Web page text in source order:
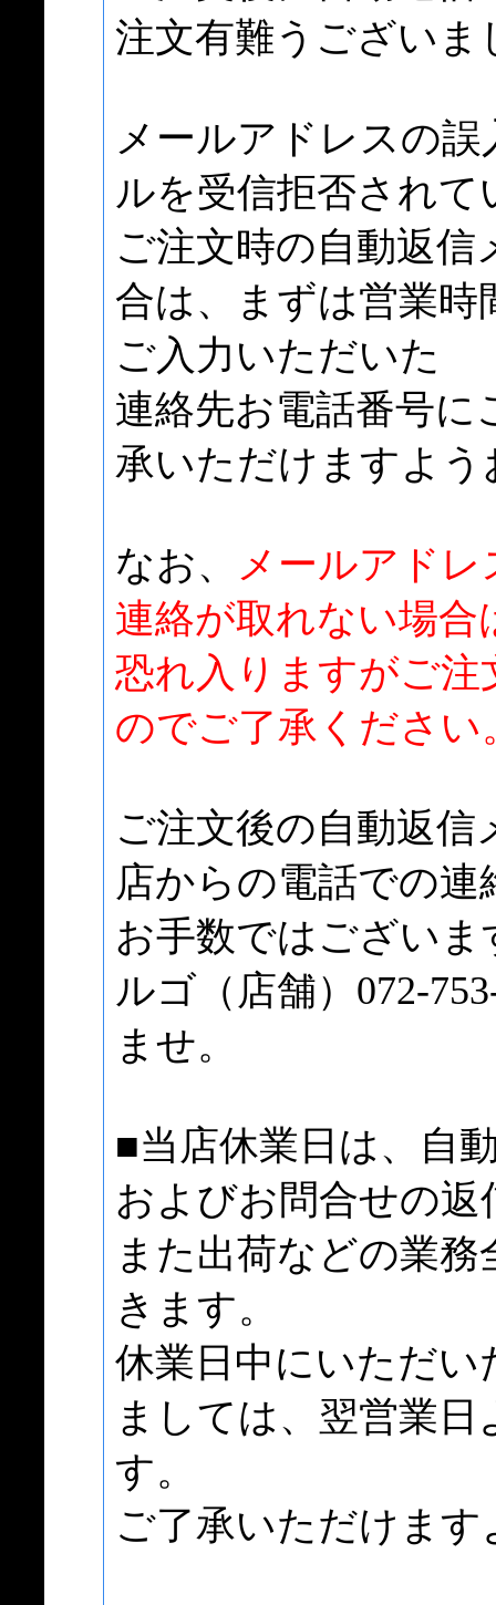
注文有難うござい
メールアドレスの
ルを受信拒否されて
ご注文時の自動返
合は、まずは営業時
ご入力いただいた
連絡先お電話番号
承いただけますよ
なお、
メールアドレ
連絡が取れない場合
恐れ入りますがご
のでご了承ください
ご注文後の自動返
店からの電話での
お手数ではござい
ルゴ（店舗）072-
ませ。
■当店休業日は、自
およびお問合せの返
また出荷などの業
きます。
休業日中にいただ
ましては、翌営業
す。
ご了承いただけま